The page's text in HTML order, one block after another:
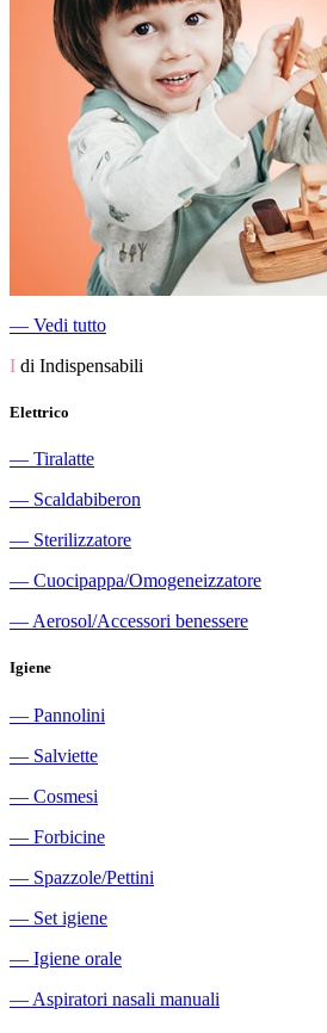
― Vedi tutto
I di Indispensabili
Elettrico
― Tiralatte
― Scaldabiberon
― Sterilizzatore
― Cuocipappa/Omogeneizzatore
― Aerosol/Accessori benessere
Igiene
― Pannolini
― Salviette
― Cosmesi
― Forbicine
― Spazzole/Pettini
― Set igiene
― Igiene orale
― Aspiratori nasali manuali